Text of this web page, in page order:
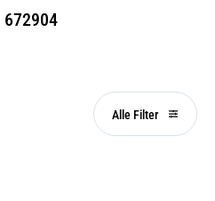
672904
Alle Filter